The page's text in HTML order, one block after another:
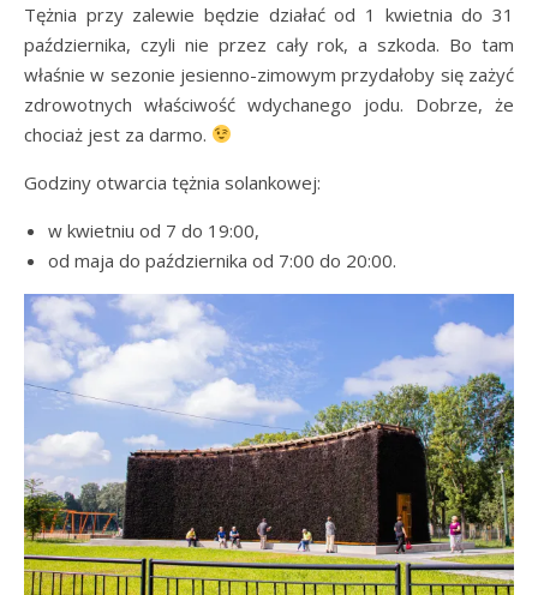
Tężnia przy zalewie będzie działać od 1 kwietnia do 31
października, czyli nie przez cały rok, a szkoda. Bo tam
właśnie w sezonie jesienno-zimowym przydałoby się zażyć
zdrowotnych właściwość wdychanego jodu. Dobrze, że
chociaż jest za darmo.
Godziny otwarcia tężnia solankowej:
w kwietniu od 7 do 19:00,
od maja do października od 7:00 do 20:00.